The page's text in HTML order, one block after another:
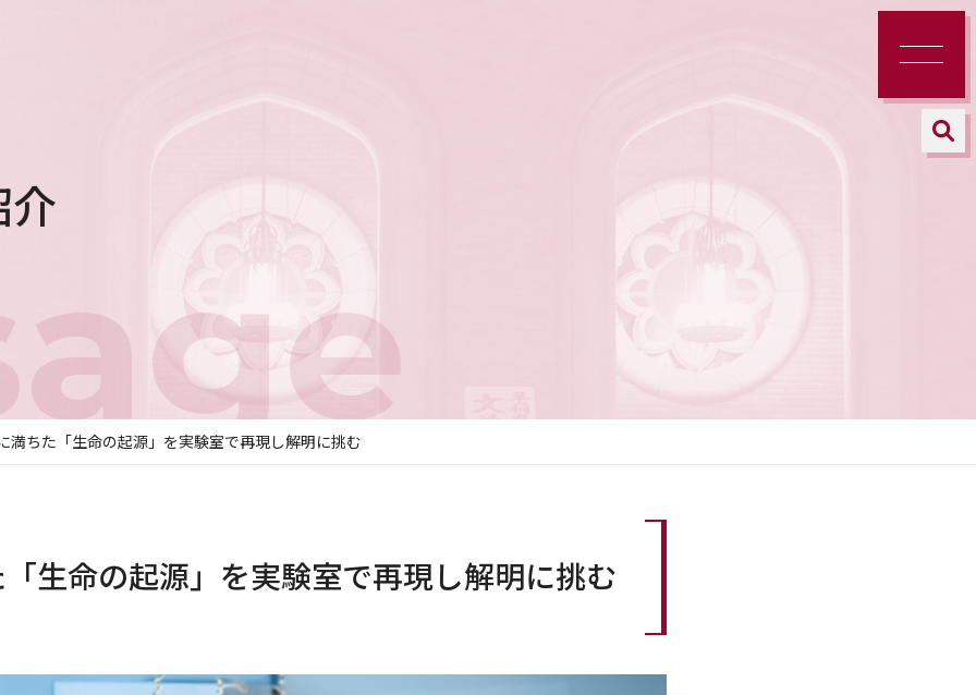
満ちた「生命の起源」を実験室で再現し解明に挑む
生命の起源」を実験室で再現し解明に挑む